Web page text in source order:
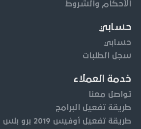
الأحكام والشروط
حسابي
حسابي
سجل الطلبات
خدمة العملاء
تواصل معنا
طريقة تفعيل البرامج
طريقة تفعيل أوفيس 2019 برو بلس